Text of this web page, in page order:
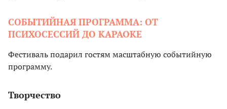
СОБЫТИЙНАЯ ПРОГРАММА: ОТ
ПСИХОСЕССИЙ ДО КАРАОКЕ
Фестиваль подарил гостям масштабную событийную
программу.
Творчество